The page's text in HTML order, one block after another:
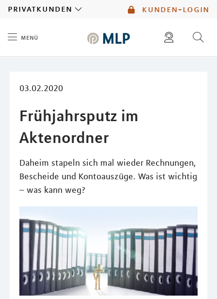
kunden-login
privatkunden
menü
03.02.2020
Frühjahrsputz im
Aktenordner
Daheim stapeln sich mal wieder Rechnungen,
Bescheide und Kontoauszüge. Was ist wichtig
– was kann weg?